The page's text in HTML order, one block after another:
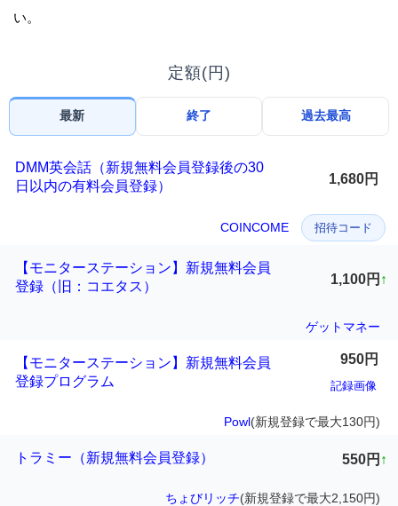
い。
定額(円)
最新 終了 過去最高
DMM英会話（新規無料会員登録後の30
日以内の有料会員登録）
1,680円
COINCOME 招待コード
【モニターステーション】新規無料会員
登録（旧：コエタス）
1,100円 ↑
ゲットマネー
【モニターステーション】新規無料会員
登録プログラム
950円
記録画像
Powl(新規登録で最大130円)
トラミー（新規無料会員登録） 550円 ↑
ちょびリッチ(新規登録で最大2,150円)